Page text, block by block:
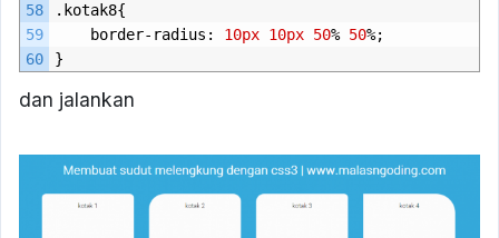
58
59
60
. kotak8{
border- radius : 10px 10px 50% 50%;
}
dan jalankan